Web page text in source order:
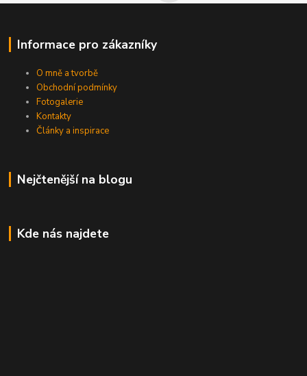
Informace pro zákazníky
O mně a tvorbě
Obchodní podmínky
Fotogalerie
Kontakty
Články a inspirace
Nejčtenější na blogu
Kde nás najdete